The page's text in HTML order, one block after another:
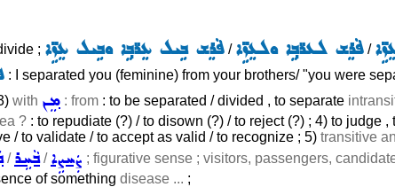
; ܦܵܪܸܫ ܒܹܝܠ ܥܸܪ̈ܒ݂ܹܐ ܘܒܹܝܠ ܥܸܙܹ̈ܐ / ܦܵܪܸܫ ܠܥܪ̈ܒ݂ܹܐ ܘܠܥܸܙܹ̈ܐ /
: I separated you (feminine) from your brothers/ "you were
with ܡܸܢ : from : to be separated / divided , to separate
? : to repudiate (?) / to disown (?) / to reject (?) ; 4) to judge
/ to validate / to accept as valid / to recognize ; 5) transitive
/ܒܵܚܹܪ/ܨܲܚܨܹܐ ; figurative sense ; visitors, passengers,
of something disease ... ;